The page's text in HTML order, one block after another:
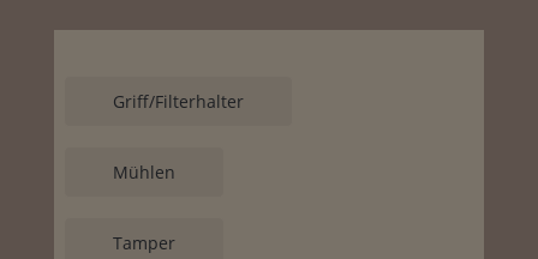
Griff/Filterhalter
Mühlen
Tamper